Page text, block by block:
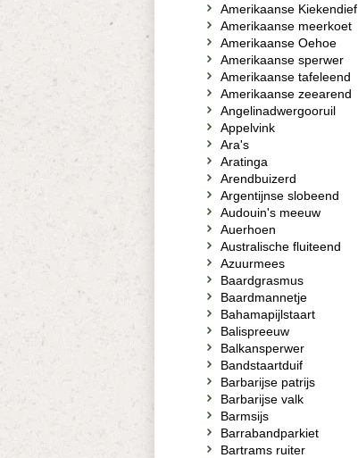
Amerikaanse Kiekendief
Amerikaanse meerkoet
Amerikaanse Oehoe
Amerikaanse sperwer
Amerikaanse tafeleend
Amerikaanse zeearend
Angelinadwergooruil
Appelvink
Ara's
Aratinga
Arendbuizerd
Argentijnse slobeend
Audouin's meeuw
Auerhoen
Australische fluiteend
Azuurmees
Baardgrasmus
Baardmannetje
Bahamapijlstaart
Balispreeuw
Balkansperwer
Bandstaartduif
Barbarijse patrijs
Barbarijse valk
Barmsijs
Barrabandparkiet
Bartrams ruiter